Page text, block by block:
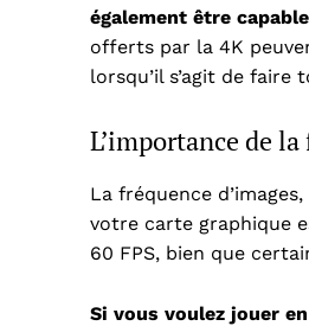
également être
offerts par la 4K
lorsqu’il s’agit de
L’importance de
La fréquence
votre carte graphique
60 FPS, bien que
Si vous voulez jouer